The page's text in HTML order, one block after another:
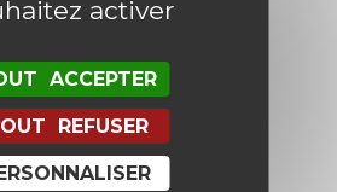
commentaire.
activer
ACCEPTER
REFUSER